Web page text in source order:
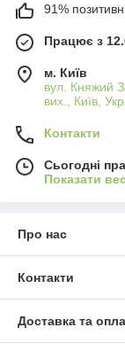
91%
Працює з
м. Київ
вул. Княжий
вих., Київ,
Контакти
Сьогодні
Показати
Про нас
Контакти
Доставка та